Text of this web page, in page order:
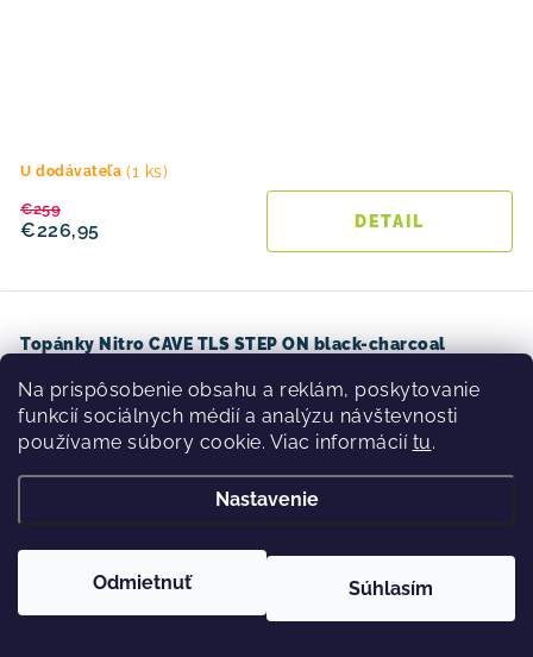
Na prispôsobenie obsahu a reklám, poskytovanie
funkcií sociálnych médií a analýzu návštevnosti
používame súbory cookie. Viac informácií tu.
Nastavenie
Odmietnuť Súhlasím
U dodávateľa (1 ks)
€226,95
€259
DETAIL
Topánky Nitro CAVE TLS STEP ON black-charcoal
20 %